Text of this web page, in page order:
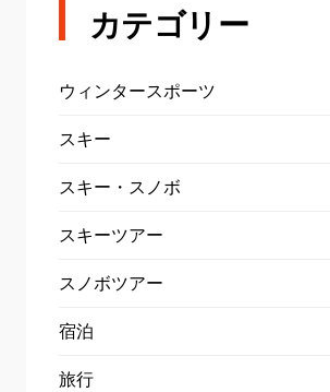
カテゴリー
ウィンタースポーツ
スキー
スキー・スノボ
スキーツアー
スノボツアー
宿泊
旅行